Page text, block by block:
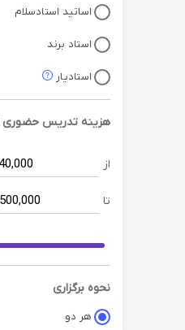
اساتید استادسلام
استاد برند
استادیار
هزینه تدریس حضوری
از
تا
نحوه برگزاری
هر دو